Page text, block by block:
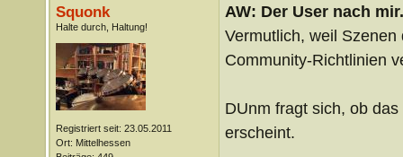
Squonk
Halte durch, Haltung!
Registriert seit: 23.05.2011
Ort: Mittelhessen
AW: Der User nach
Vermutlich, weil
Community-Richtlinien
DUnm fragt sich, ob
erscheint.